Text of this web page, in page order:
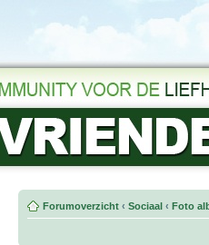
Forumoverzicht ‹ Sociaal ‹ Foto